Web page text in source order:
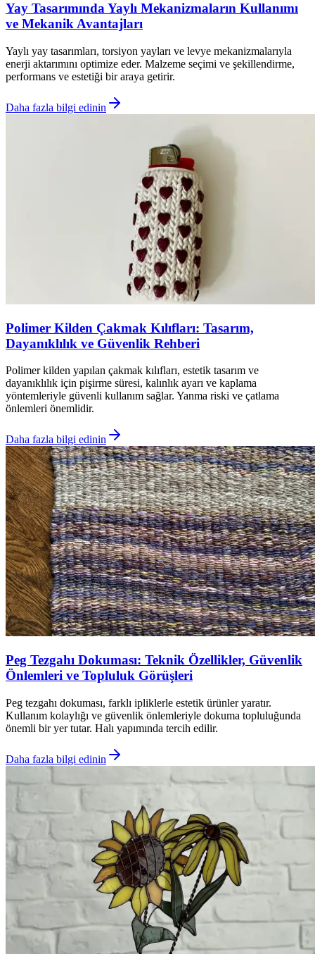
Yay Tasarımında Yaylı Mekanizmaların Kullanımı
ve Mekanik Avantajları
Yaylı yay tasarımları, torsiyon yayları ve levye mekanizmalarıyla
enerji aktarımını optimize eder. Malzeme seçimi ve şekillendirme,
performans ve estetiği bir araya getirir.
Daha fazla bilgi edinin
Polimer Kilden Çakmak Kılıfları: Tasarım,
Dayanıklılık ve Güvenlik Rehberi
Polimer kilden yapılan çakmak kılıfları, estetik tasarım ve
dayanıklılık için pişirme süresi, kalınlık ayarı ve kaplama
yöntemleriyle güvenli kullanım sağlar. Yanma riski ve çatlama
önlemleri önemlidir.
Daha fazla bilgi edinin
Peg Tezgahı Dokuması: Teknik Özellikler, Güvenlik
Önlemleri ve Topluluk Görüşleri
Peg tezgahı dokuması, farklı ipliklerle estetik ürünler yaratır.
Kullanım kolaylığı ve güvenlik önlemleriyle dokuma topluluğunda
önemli bir yer tutar. Halı yapımında tercih edilir.
Daha fazla bilgi edinin